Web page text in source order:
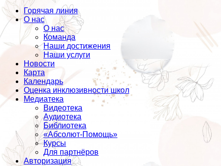
Горячая линия
О нас
О нас
Команда
Наши достижения
Наши услуги
Новости
Карта
Календарь
Оценка инклюзивности школ
Медиатека
Видеотека
Аудиотека
Библиотека
«Абсолют-Помощь»
Курсы
Для партнёров
Авторизация